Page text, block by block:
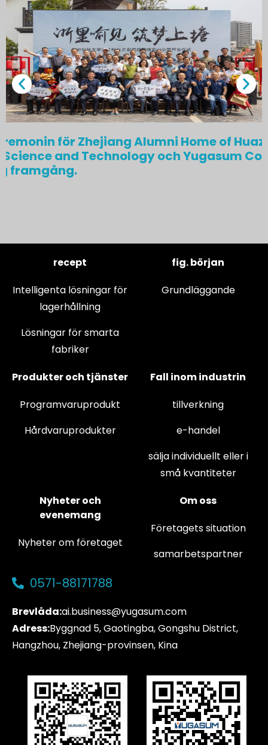
för Zhejiang Alumni Home of
and Technology och Yugasum
framgång.
recept
Intelligenta lösningar för
lagerhållning
Lösningar för smarta
fabriker
fig. början
Grundläggande
Produkter och tjänster
Programvaruprodukt
Hårdvaruprodukter
Fall inom industrin
tillverkning
e-handel
sälja individuellt eller i
små kvantiteter
Nyheter och
evenemang
Nyheter om företaget
Om oss
Företagets situation
samarbetspartner
0571-88171788
Brevlåda:ai.business@yugasum.com
Adress:Byggnad 5, Gaotingba, Gongshu District,
Hangzhou, Zhejiang-provinsen, Kina